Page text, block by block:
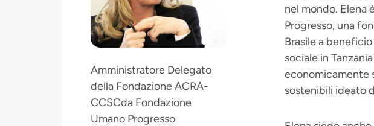
Amministratore Delegato
della Fondazione ACRA-
CCSCda Fondazione
Umano Progresso
nel mondo. Elena
Progresso, una
Brasile a
sociale in
economicamente
sostenibili ideato